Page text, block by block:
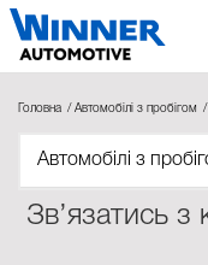
Головна Автомобілі з пробігом
Автомобілі з
Зв’язатись з